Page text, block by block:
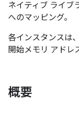
ネイティブ ライブ
へのマッピング。
各インスタンスは
開始メモリ アドレ
概要